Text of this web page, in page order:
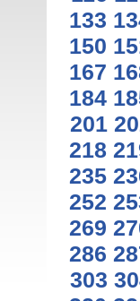
133
150
167
184
201
218
235
252
269
286
303